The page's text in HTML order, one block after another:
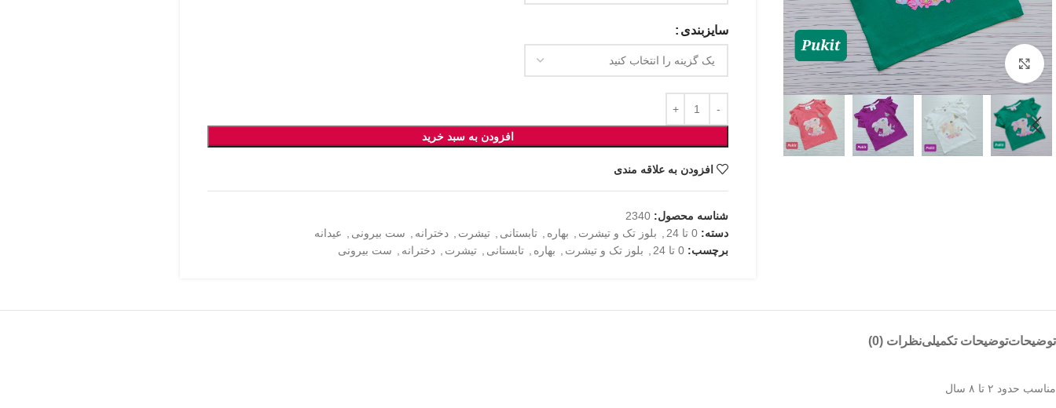
بزرگنمایی تصویر
سایزبندی
افزودن به سبد خرید
افزودن به علاقه مندی
شناسه محصول: 2340
دسته: 0 تا 24 بلوز تک و تیشرت بهاره تابستانی تیشرت دخترانه ست بیرونی
عیدانه
برچسب: 0 تا 24 بلوز تک و تیشرت بهاره تابستانی تیشرت دخترانه ست بیرونی
توضیحاتتوضیحات تکمیلینظرات (0)
مناسب حدود ۲ تا ۸ سال